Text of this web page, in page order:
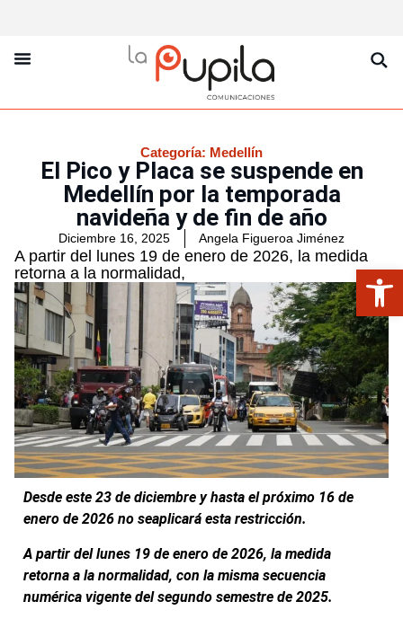
Categoría: Medellín
El Pico y Placa se suspende en
Medellín por la temporada
navideña y de fin de año
Diciembre 16, 2025 Angela Figueroa Jiménez
A partir del lunes 19 de enero de 2026, la medida
retorna a la normalidad,
Desde este 23 de diciembre y hasta el próximo 16 de
enero de 2026 no seaplicará esta restricción.
A partir del lunes 19 de enero de 2026, la medida
retorna a la normalidad, con la misma secuencia
numérica vigente del segundo semestre de 2025.
Abrir